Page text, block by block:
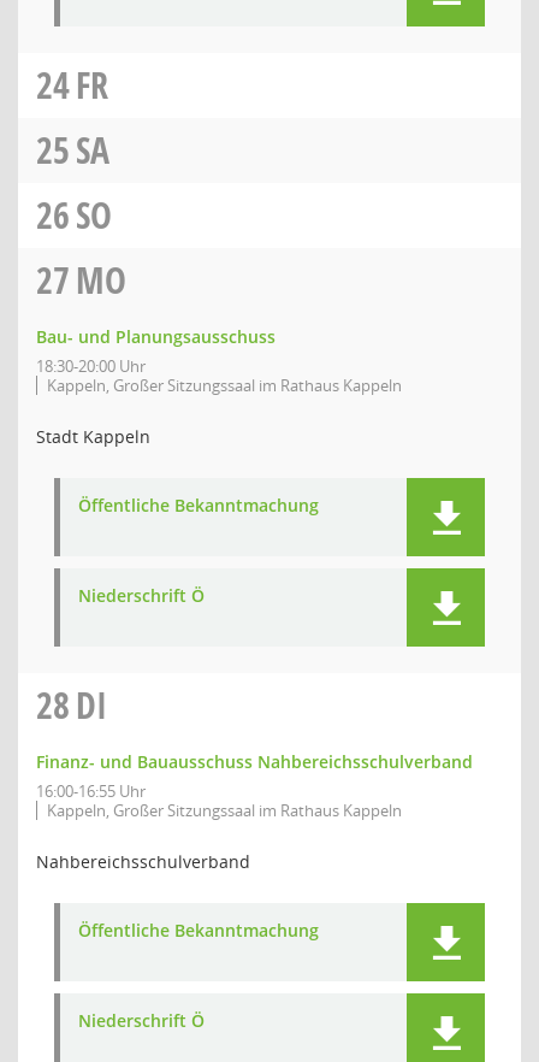
24FR
25SA
26SO
27MO
Bau- und Planungsausschuss
18:30-20:00 Uhr
Kappeln, Großer Sitzungssaal im Rathaus Kappeln
Stadt Kappeln
Öffentliche Bekanntmachung
Niederschrift Ö
28DI
Finanz- und Bauausschuss Nahbereichsschulverband
16:00-16:55 Uhr
Kappeln, Großer Sitzungssaal im Rathaus Kappeln
Nahbereichsschulverband
Öffentliche Bekanntmachung
Niederschrift Ö